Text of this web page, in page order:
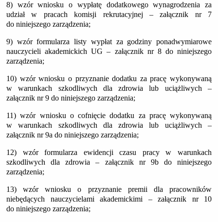
8) wzór wniosku o wypłatę dodatkowego wynagrodzenia za
udział w pracach komisji rekrutacyjnej – załącznik nr 7
do niniejszego zarządzenia;
9) wzór formularza listy wypłat za godziny ponadwymiarowe
nauczycieli akademickich UG – załącznik nr 8 do niniejszego
zarządzenia;
10) wzór wniosku o przyznanie dodatku za pracę wykonywaną
w warunkach szkodliwych dla zdrowia lub uciążliwych –
załącznik nr 9 do niniejszego zarządzenia;
11) wzór wniosku o cofnięcie dodatku za pracę wykonywaną
w warunkach szkodliwych dla zdrowia lub uciążliwych –
załącznik nr 9a do niniejszego zarządzenia;
12) wzór formularza ewidencji czasu pracy w warunkach
szkodliwych dla zdrowia – załącznik nr 9b do niniejszego
zarządzenia;
13) wzór wniosku o przyznanie premii dla pracowników
niebędących nauczycielami akademickimi – załącznik nr 10
do niniejszego zarządzenia;